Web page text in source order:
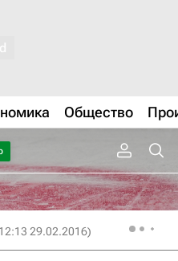
Общество
29.02.2016)